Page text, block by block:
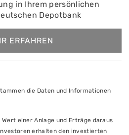
in Ihrem persönlichen
Depotbank
ERFAHREN
die Daten und Informationen
einer Anlage und Erträge daraus
erhalten den investierten